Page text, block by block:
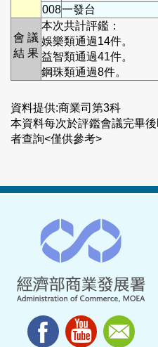
008一發台
會 議
結 果
本次共計評鑑：
娛樂類通過14件。
益智類通過41件。
鋼珠類通過8件。
資料提供:商業司第3科
本資料每次於評鑑會議完畢
者查詢<僅供參考>